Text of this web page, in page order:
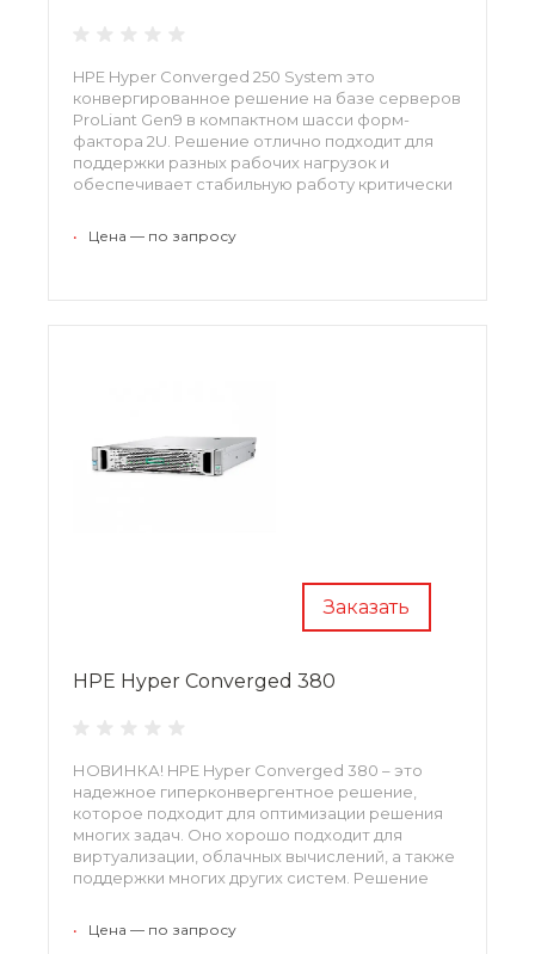
HPE Hyper Converged 250 System это
конвергированное решение на базе серверов
ProLiant Gen9 в компактном шасси форм-
фактора 2U. Решение отлично подходит для
поддержки разных рабочих нагрузок и
обеспечивает стабильную работу критически
отлично масштабируется.
• Цена — по запросу
Заказать
HPE Hyper Converged 380
НОВИНКА! HPE Hyper Converged 380 – это
надежное гиперконвергентное решение,
которое подходит для оптимизации решения
многих задач. Оно хорошо подходит для
виртуализации, облачных вычислений, а также
поддержки многих других систем. Решение
• Цена — по запросу